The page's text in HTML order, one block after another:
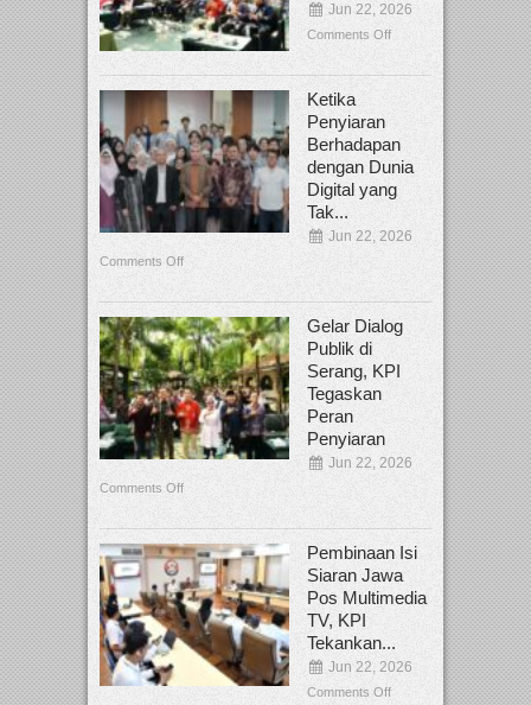
Jun 22, 2026
Comments Off
Ketika
Penyiaran
Berhadapan
dengan Dunia
Digital yang
Tak...
Jun 22, 2026
Comments Off
Gelar Dialog
Publik di
Serang, KPI
Tegaskan
Peran
Penyiaran
Jun 22, 2026
Comments Off
Pembinaan Isi
Siaran Jawa
Pos Multimedia
TV, KPI
Tekankan...
Jun 22, 2026
Comments Off